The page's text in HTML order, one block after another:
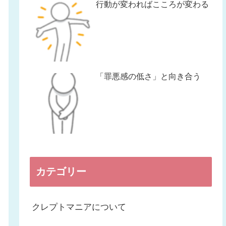
行動が変わればこころが変わる
「罪悪感の低さ」と向き合う
カテゴリー
クレプトマニアについて